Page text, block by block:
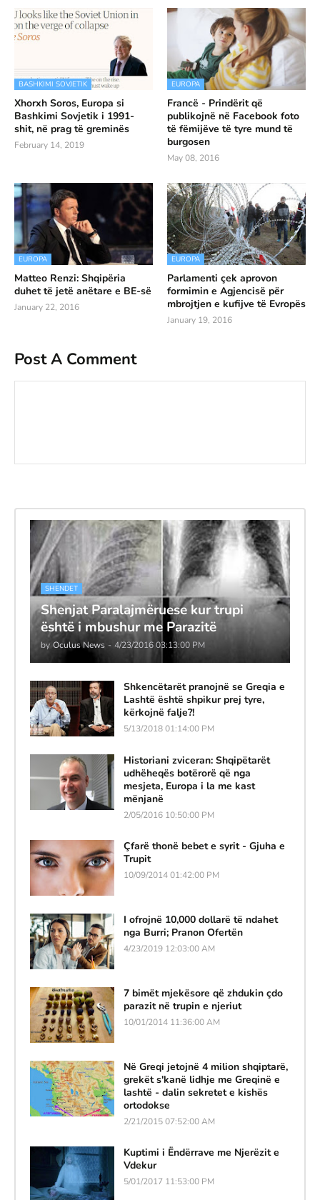
BASHKIMI SOVJETIK
Xhorxh Soros, Europa si
Bashkimi Sovjetik i 1991-
shit, në prag të greminës
February 14, 2019
EUROPA
Francë - Prindërit që
publikojnë në Facebook foto
të fëmijëve të tyre mund të
burgosen
May 08, 2016
EUROPA
Matteo Renzi: Shqipëria
duhet të jetë anëtare e BE-së
January 22, 2016
EUROPA
Parlamenti çek aprovon
formimin e Agjencisë për
mbrojtjen e kufijve të Evropës
January 19, 2016
Post A Comment
SHENDET
Shenjat Paralajmëruese kur trupi
është i mbushur me Parazitë
by Oculus News - 4/23/2016 03:13:00 PM
Shkencëtarët pranojnë se Greqia e
Lashtë është shpikur prej tyre,
kërkojnë falje?!
5/13/2018 01:14:00 PM
Historiani zviceran: Shqipëtarët
udhëheqës botërorë që nga
mesjeta, Europa i la me kast
mënjanë
2/05/2016 10:50:00 PM
Çfarë thonë bebet e syrit - Gjuha e
Trupit
10/09/2014 01:42:00 PM
I ofrojnë 10,000 dollarë të ndahet
nga Burri; Pranon Ofertën
4/23/2019 12:03:00 AM
7 bimët mjekësore që zhdukin çdo
parazit në trupin e njeriut
10/01/2014 11:36:00 AM
Në Greqi jetojnë 4 milion shqiptarë,
grekët s'kanë lidhje me Greqinë e
lashtë - dalin sekretet e kishës
ortodokse
2/21/2015 07:52:00 AM
Kuptimi i Ëndërrave me Njerëzit e
Vdekur
5/01/2017 11:53:00 PM